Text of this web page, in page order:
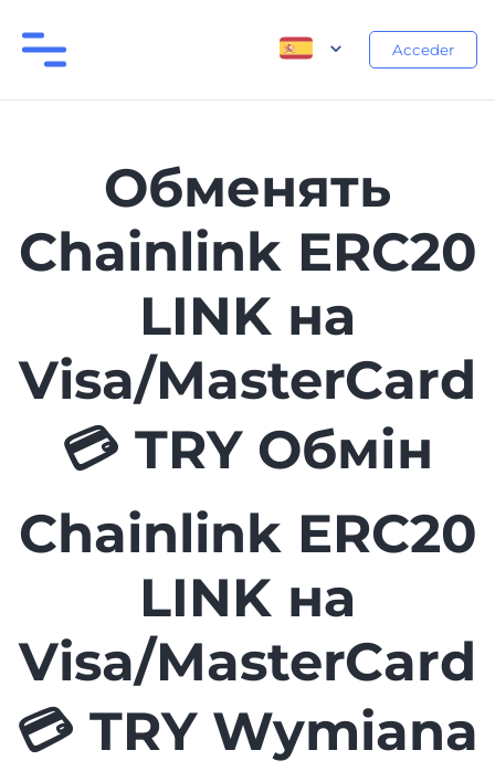
Acceder
Обменять
Chainlink ERC20
LINK на
Visa/MasterCard
💳 TRY Обмін
Chainlink ERC20
LINK на
Visa/MasterCard
💳 TRY Wymiana